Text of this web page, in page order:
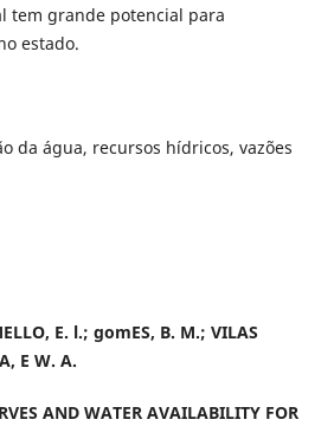
tem grande potencial para
estado.
da água, recursos hídricos, vazões
E. l.; gomES, B. M.; VILAS
E W. A.
AND WATER AVAILABILITY FOR